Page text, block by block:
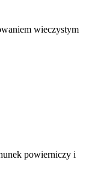
wieczystym
powierniczy i